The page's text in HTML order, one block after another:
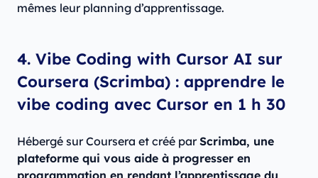
mêmes leur planning d’apprentissage.
4. Vibe Coding with Cursor AI sur
Coursera (Scrimba) : apprendre le
vibe coding avec Cursor en 1 h 30
Hébergé sur Coursera et créé parScrimba, une
plateforme qui vous aide à progresser en